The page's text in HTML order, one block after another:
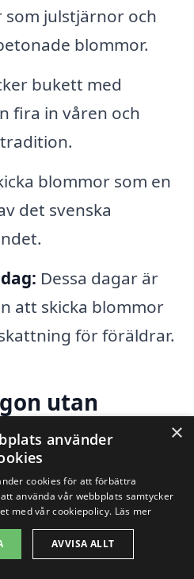
som julstjärnor och
blommor.
bukett med
fira in våren och
blommor som en
det svenska
Dessa dagar är
att skicka blommor
för föräldrar.
utan
sättet att visa
någon helt utan
blommor i Hindås
glad kan vara en
×
använder
cookies för att förbättra
använda vår webbplats samtycker
med vår cookiepolicy. Läs mer
AVVISA ALLT